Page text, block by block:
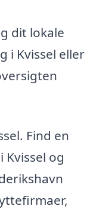
dit lokale
i Kvissel eller
Find en
og